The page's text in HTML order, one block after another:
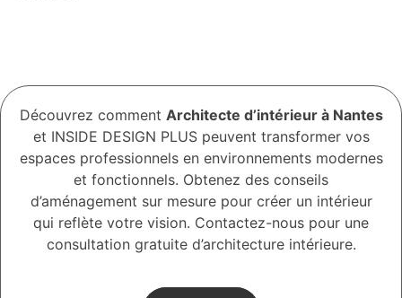
Découvrez comment Architecte d’intérieur à Nantes
et INSIDE DESIGN PLUS peuvent transformer vos
espaces professionnels en environnements modernes
et fonctionnels. Obtenez des conseils
d’aménagement sur mesure pour créer un intérieur
qui reflète votre vision. Contactez-nous pour une
consultation gratuite d’architecture intérieure.